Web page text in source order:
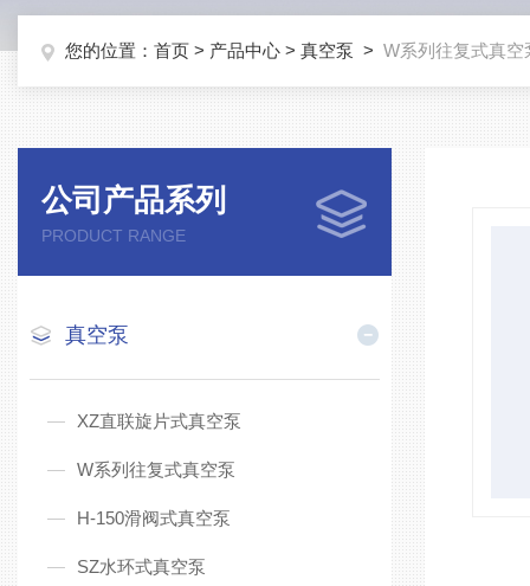
您的位置： 首页 > 产品中心 > 真空泵 > W系列往复式真空
公司产品系列
PRODUCT RANGE
真空泵
XZ直联旋片式真空泵
W系列往复式真空泵
H-150滑阀式真空泵
SZ水环式真空泵